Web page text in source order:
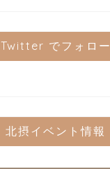
Twitter でフォロー
北摂イベント情報